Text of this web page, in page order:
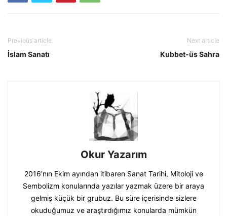
Previous article
İslam Sanatı
Next article
Kubbet-üs Sahra
Okur Yazarım
2016'nın Ekim ayından itibaren Sanat Tarihi, Mitoloji ve
Sembolizm konularında yazılar yazmak üzere bir araya
gelmiş küçük bir grubuz. Bu süre içerisinde sizlere
okuduğumuz ve araştırdığımız konularda mümkün